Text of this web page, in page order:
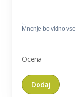
Mnenje bo vidno
Ocena